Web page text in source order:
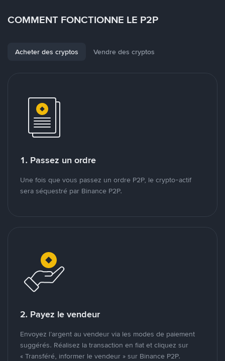
COMMENT FONCTIONNE LE P2P
Acheter des cryptos Vendre des cryptos
1. Passez un ordre
Une fois que vous passez un ordre P2P, le crypto-actif
sera séquestré par Binance P2P.
2. Payez le vendeur
Envoyez l’argent au vendeur via les modes de paiement
suggérés. Réalisez la transaction en fiat et cliquez sur
« Transféré, informer le vendeur » sur Binance P2P.